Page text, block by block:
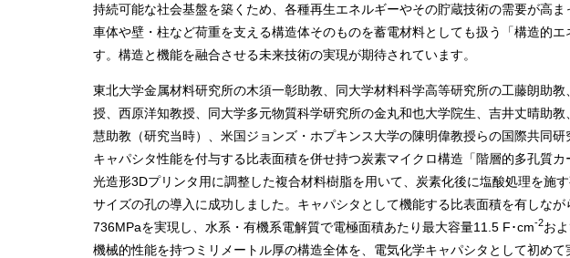
持続可能な社会基盤を築くため、各種再生エネルギーやその貯蔵技術の需要が高ま
車体や壁・柱など荷重を支える構造体そのものを蓄電材料としても扱う「構造的
す。構造と機能を融合させる未来技術の実現が期待されています。
東北大学金属材料研究所の木須一彰助教、同大学材料科学高等研究所の工藤朗助
授、西原洋知教授、同大学多元物質科学研究所の金丸和也大学院生、吉井丈晴助
慧助教（研究当時）、米国ジョンズ・ホプキンス大学の陳明偉教授らの国際共同
キャパシタ性能を付与する比表面積を併せ持つ炭素マイクロ構造「階層的多孔質カ
光造形3Dプリンタ用に調整した複合材料樹脂を用いて、炭素化後に塩酸処理を施
サイズの孔の導入に成功しました。キャパシタとして機能する比表面積を有しな
736MPaを実現し、水系・有機系電解質で電極面積あたり最大容量11.5 F･cm-2お
機械的性能を持つミリメートル厚の構造全体を、電気化学キャパシタとして初めて